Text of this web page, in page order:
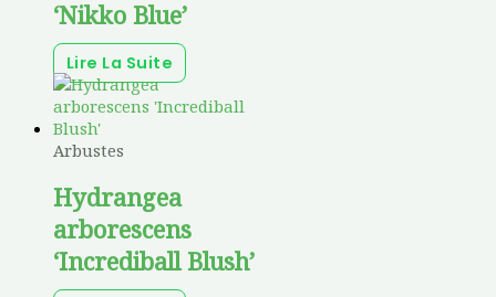
‘Nikko Blue’
Lire La Suite
Arbustes
Hydrangea
arborescens
‘Incrediball Blush’